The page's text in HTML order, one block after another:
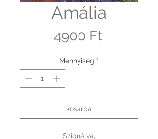
Amália
4900 FtÁr
Mennyiség *
kosárba
Szignálva,